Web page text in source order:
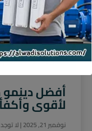
أفضل دينمو
لأقوى وأكفأ
نوفمبر 21, 2025 لا